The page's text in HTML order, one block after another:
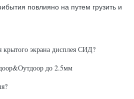
повлияно на путем грузить и
крытого экрана дисплея СИД?
до 2.5мм